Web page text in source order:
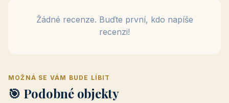
Žádné recenze. Buďte první, kdo napíše
recenzi!
MOŽNÁ SE VÁM BUDE LÍBIT
🎯 Podobné objekty